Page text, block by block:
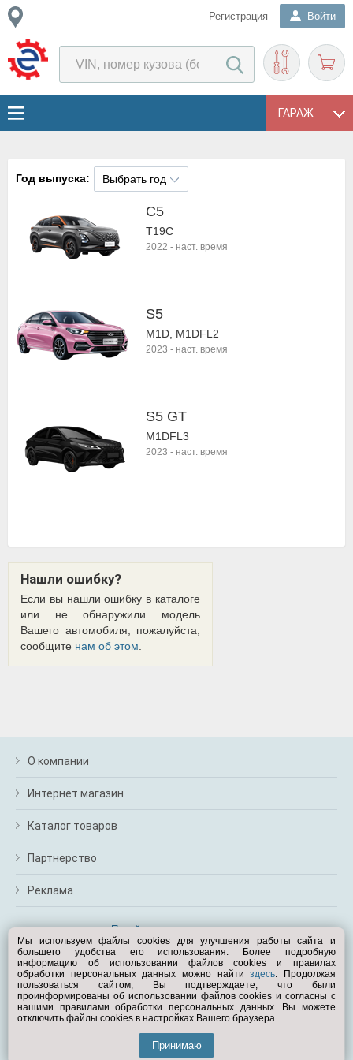
Регистрация Войти
ГАРАЖ
Год выпуска: Выбрать год
C5
T19C
2022 - наст. время
S5
M1D, M1DFL2
2023 - наст. время
S5 GT
M1DFL3
2023 - наст. время
Нашли ошибку?
Если вы нашли ошибку в каталоге
или не обнаружили модель
Вашего автомобиля, пожалуйста,
сообщите нам об этом
О компании
Интернет магазин
Каталог товаров
Партнерство
Реклама
Перейти на полную версию
Вам помочь?
© Exist.ru 1998—2026
Мы используем файлы cookies для улучшения работы сайта и
большего удобства его использования. Более подробную
информацию об использовании файлов cookies и правилах
обработки персональных данных можно найтиздесь. Продолжая
пользоваться сайтом, Вы подтверждаете, что были
проинформированы об использовании файлов cookies и согласны с
нашими правилами обработки персональных данных. Вы можете
отключить файлы cookies в настройках Вашего браузера.
Принимаю